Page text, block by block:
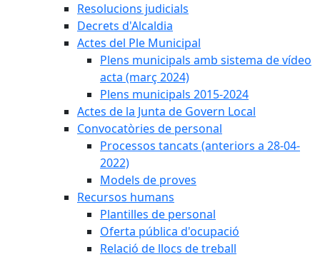
Resolucions judicials
Decrets d'Alcaldia
Actes del Ple Municipal
Plens municipals amb sistema de vídeo
acta (març 2024)
Plens municipals 2015-2024
Actes de la Junta de Govern Local
Convocatòries de personal
Processos tancats (anteriors a 28-04-
2022)
Models de proves
Recursos humans
Plantilles de personal
Oferta pública d'ocupació
Relació de llocs de treball